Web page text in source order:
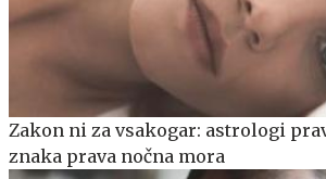
Zakon ni za vsakogar: astrologi
znaka prava nočna mora